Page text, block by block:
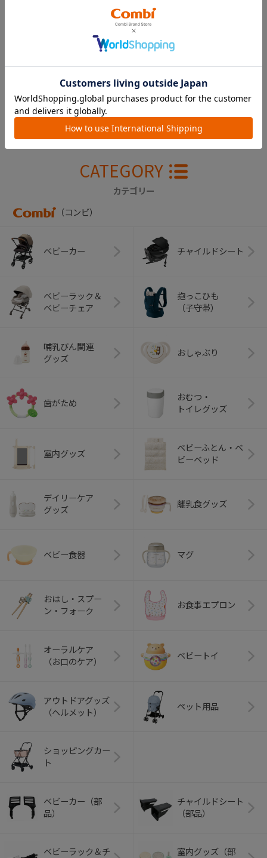
ラック） 肩ベルト
カバー
￥3,300
CATEGORY
カテゴリー
（コンビ）
ベビーカー チャイルドシート
ベビーラック＆
ベビーチェア
抱っこひも
（子守帯）
哺乳びん関連
グッズ
おしゃぶり
歯がため
おむつ・
トイレグッズ
室内グッズ
ベビーふとん・ベ
ビーベッド
デイリーケア
グッズ
離乳食グッズ
ベビー食器 マグ
おはし・スプー
ン・フォーク
お食事エプロン
オーラルケア
（お口のケア）
ベビートイ
アウトドアグッズ
（ヘルメット）
ペット用品
ショッピングカー
ト
ベビーカー（部
品）
チャイルドシート
（部品）
ベビーラック＆チ
室内グッズ（部